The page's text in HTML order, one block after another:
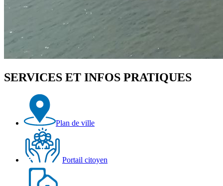
SERVICES ET INFOS PRATIQUES
Plan de ville
Portail citoyen